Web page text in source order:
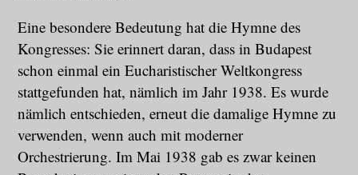
Eine besondere Bedeutung hat die Hymne des
Kongresses: Sie erinnert daran, dass in Budapest
schon einmal ein Eucharistischer Weltkongress
stattgefunden hat, nämlich im Jahr 1938. Es wurde
nämlich entschieden, erneut die damalige Hymne zu
verwenden, wenn auch mit moderner
Orchestrierung. Im Mai 1938 gab es zwar keinen